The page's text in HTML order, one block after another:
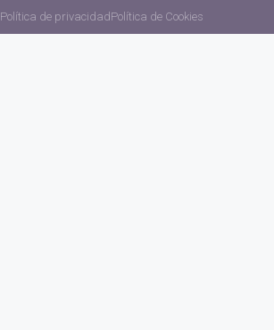
Política de privacidad Política de Cookies